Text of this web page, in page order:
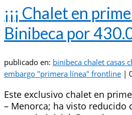
¡¡¡ Chalet en
Binibeca por
publicado en: binibeca chalet casas
embargo "primera línea" frontline |
Este exclusivo chalet en
– Menorca; ha visto reducido